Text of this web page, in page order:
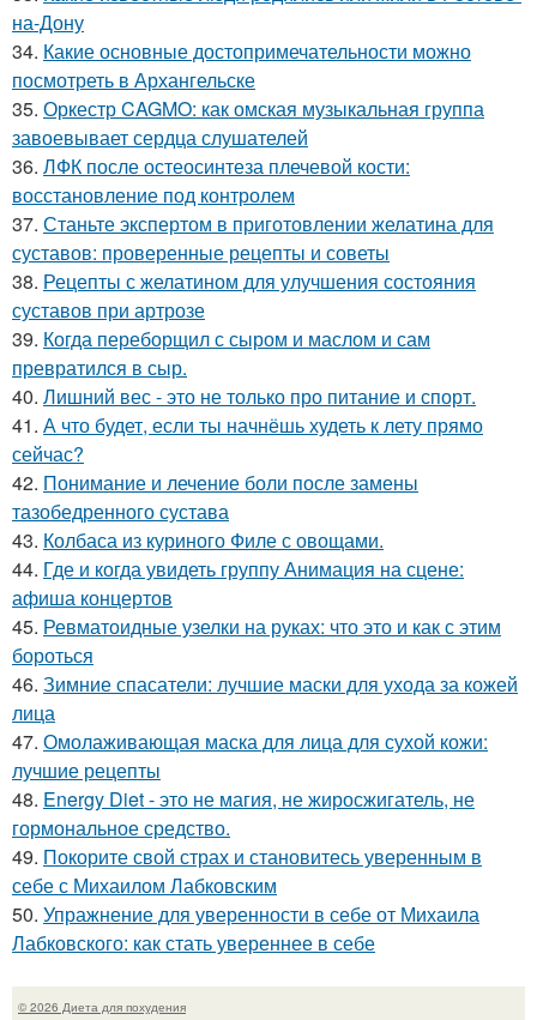
на-Дону
34. Какие основные достопримечательности можно
посмотреть в Архангельске
35. Оркестр CAGMO: как омская музыкальная группа
завоевывает сердца слушателей
36. ЛФК после остеосинтеза плечевой кости:
восстановление под контролем
37. Станьте экспертом в приготовлении желатина для
суставов: проверенные рецепты и советы
38. Рецепты с желатином для улучшения состояния
суставов при артрозе
39. Когда переборщил с сыром и маслом и сам
превратился в сыр.
40. Лишний вес - это не только про питание и спорт.
41. А что будет, если ты начнёшь худеть к лету прямо
сейчас?
42. Понимание и лечение боли после замены
тазобедренного сустава
43. Колбаса из куриного Филе с овощами.
44. Где и когда увидеть группу Анимация на сцене:
афиша концертов
45. Ревматоидные узелки на руках: что это и как с этим
бороться
46. Зимние спасатели: лучшие маски для ухода за кожей
лица
47. Омолаживающая маска для лица для сухой кожи:
лучшие рецепты
48. Energy Diet - это не магия, не жиросжигатель, не
гормональное средство.
49. Покорите свой страх и становитесь уверенным в
себе с Михаилом Лабковским
50. Упражнение для уверенности в себе от Михаила
Лабковского: как стать увереннее в себе
© 2026 Диета для похудения